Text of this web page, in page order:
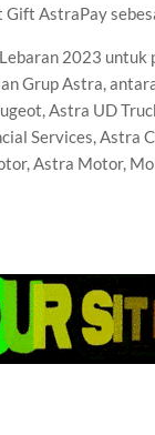
AstraPay
2023 untuk
Grup Astra,
Astra UD
Services, Astra
Astra Motor,